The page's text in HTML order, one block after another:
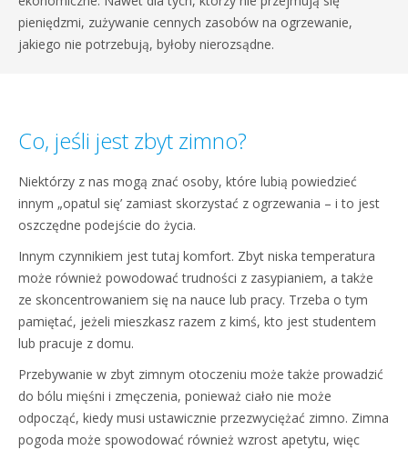
pieniędzmi, zużywanie cennych zasobów na ogrzewanie,
jakiego nie potrzebują, byłoby nierozsądne.
Co, jeśli jest zbyt zimno?
Niektórzy z nas mogą znać osoby, które lubią powiedzieć
innym „opatul się’ zamiast skorzystać z ogrzewania – i to jest
oszczędne podejście do życia.
Innym czynnikiem jest tutaj komfort. Zbyt niska temperatura
może również powodować trudności z zasypianiem, a także
ze skoncentrowaniem się na nauce lub pracy. Trzeba o tym
pamiętać, jeżeli mieszkasz razem z kimś, kto jest studentem
lub pracuje z domu.
Przebywanie w zbyt zimnym otoczeniu może także prowadzić
do bólu mięśni i zmęczenia, ponieważ ciało nie może
odpocząć, kiedy musi ustawicznie przezwyciężać zimno. Zimna
pogoda może spowodować również wzrost apetytu, więc